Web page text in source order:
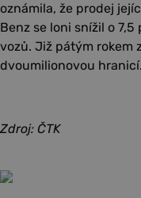
oznámila, že prodej
Benz se loni snížil o
vozů. Již pátým rokem
dvoumilionovou hranicí.
Zdroj: ČTK